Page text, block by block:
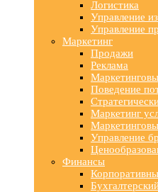
Логистика
Управление
Управление
Маркетинг
Продажи
Реклама
Поведение
Маркетинг
Управление
Финансы